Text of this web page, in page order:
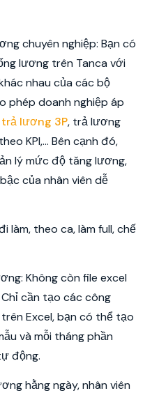
chuyên nghiệp: Bạn có
lương trên Tanca với
nhau của các bộ
phép doanh nghiệp áp
trả lương 3P, trả lương
KPI,... Bên cạnh đó,
lý mức độ tăng lương,
của nhân viên dễ
làm, theo ca, làm full, chế
Không còn file excel
cần tạo các công
Excel, bạn có thể tạo
và mỗi tháng phần
động.
hằng ngày, nhân viên